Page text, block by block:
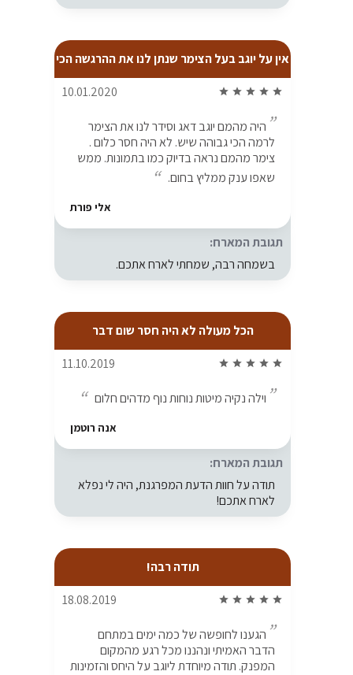
אין על יוגב בעל הצימר שנתן לנו את ההרגשה הכי
star
star
star
star
star
10.01.2020
היה מהמם יוגב דאג וסידר לנו את הצימר
לרמה הכי גבוהה שיש. לא היה חסר כלום .
צימר מהמם נראה בדיוק כמו בתמונות. ממש
שאפו ענק ממליץ בחום.
אלי פורת
תגובת המארח:
בשמחה רבה, שמחתי לארח אתכם.
הכל מעולה לא היה חסר שום דבר
star
star
star
star
star
11.10.2019
וילה נקיה מיטות נוחות נוף מדהים חלום
אנה רוטמן
תגובת המארח:
תודה על חוות הדעת המפרגנת, היה לי נפלא
לארח אתכם!
תודה רבה!
star
star
star
star
star
18.08.2019
הגענו לחופשה של כמה ימים במתחם
הדבר האמיתי ונהננו מכל רגע מהמקום
המפנק. תודה מיוחדת ליוגב על היחס והזמינות